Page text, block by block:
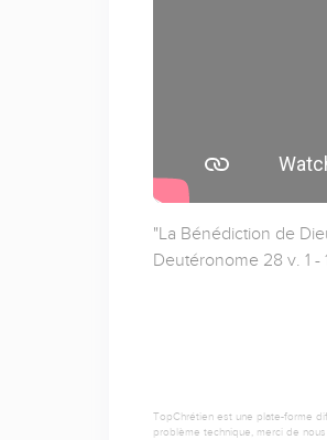
"La Bénédiction de
Deutéronome 28 v. 1 -
TopChrétien est une plate-forme
problème technique, merci de